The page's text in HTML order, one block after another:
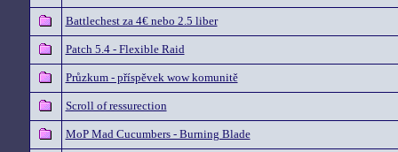
Battlechest za 4€ nebo 2.5 liber
Patch 5.4 - Flexible Raid
Průzkum - příspěvek wow komunitě
Scroll of ressurection
MoP Mad Cucumbers - Burning Blade